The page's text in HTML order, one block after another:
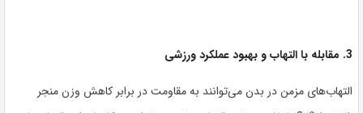
3. مقابله با التهاب و بهبود عملکرد ورزشی
التهاب‌های مزمن در بدن می‌توانند به مقاومت در برابر کاهش وزن منجر